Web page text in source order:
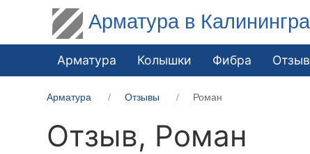
Арматура в
Арматура Колышки Фибра
Арматура Отзывы Роман
Отзыв, Роман